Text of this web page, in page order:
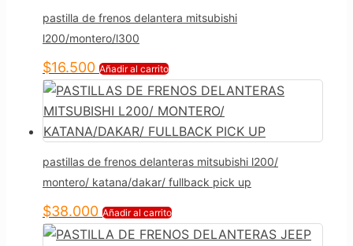
pastilla de frenos delantera mitsubishi
l200/montero/l300
$16.500 Añadir al carrito
pastillas de frenos delanteras mitsubishi l200/
montero/ katana/dakar/ fullback pick up
$38.000 Añadir al carrito